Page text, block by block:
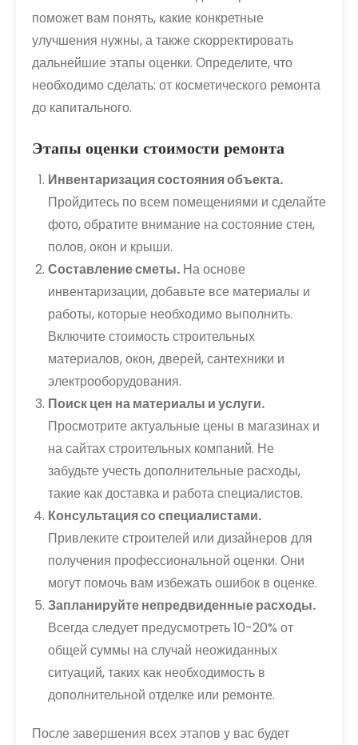
поможет вам понять, какие конкретные
улучшения нужны, а также скорректировать
дальнейшие этапы оценки. Определите, что
необходимо сделать: от косметического ремонта
до капитального.
Этапы оценки стоимости ремонта
Инвентаризация состояния объекта.
Пройдитесь по всем помещениями и сделайте
фото, обратите внимание на состояние стен,
полов, окон и крыши.
Составление сметы. На основе
инвентаризации, добавьте все материалы и
работы, которые необходимо выполнить.
Включите стоимость строительных
материалов, окон, дверей, сантехники и
электрооборудования.
Поиск цен на материалы и услуги.
Просмотрите актуальные цены в магазинах и
на сайтах строительных компаний. Не
забудьте учесть дополнительные расходы,
такие как доставка и работа специалистов.
Консультация со специалистами.
Привлеките строителей или дизайнеров для
получения профессиональной оценки. Они
могут помочь вам избежать ошибок в оценке.
Запланируйте непредвиденные расходы.
Всегда следует предусмотреть 10-20% от
общей суммы на случай неожиданных
ситуаций, таких как необходимость в
дополнительной отделке или ремонте.
После завершения всех этапов у вас будет